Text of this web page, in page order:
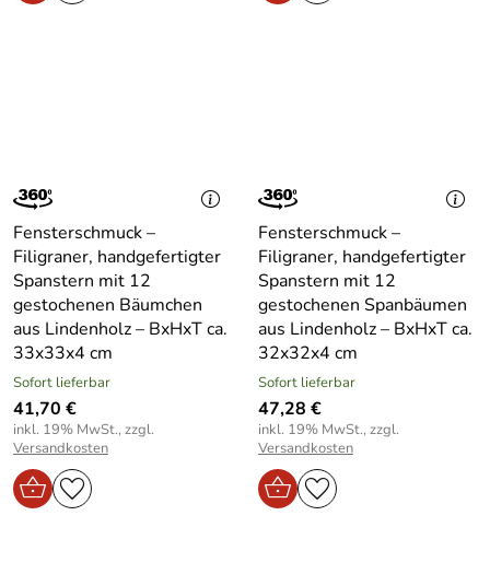
Fensterschmuck –
Filigraner, handgefertigter
Spanstern mit 12
gestochenen Bäumchen
aus Lindenholz – BxHxT ca.
33x33x4 cm
Sofort lieferbar
41,70 €
inkl. 19% MwSt., zzgl.
Versandkosten
Fensterschmuck –
Filigraner, handgefertigter
Spanstern mit 12
gestochenen Spanbäumen
aus Lindenholz – BxHxT ca.
32x32x4 cm
Sofort lieferbar
47,28 €
inkl. 19% MwSt., zzgl.
Versandkosten